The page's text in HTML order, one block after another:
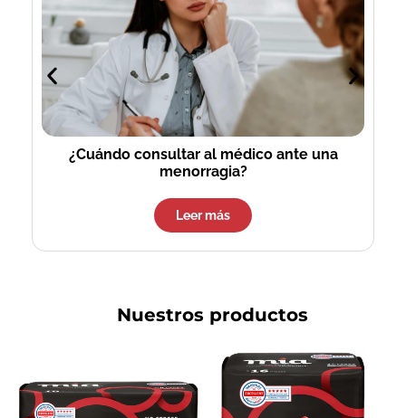
¿Cuándo consultar al médico ante una
menorragia?
Leer más
Nuestros productos